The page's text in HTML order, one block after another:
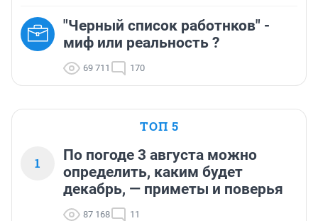
"Черный список работнков" -
миф или реальность ?
69 711 170
ТОП 5
1
По погоде 3 августа можно
определить, каким будет
декабрь, — приметы и поверья
87 168 11